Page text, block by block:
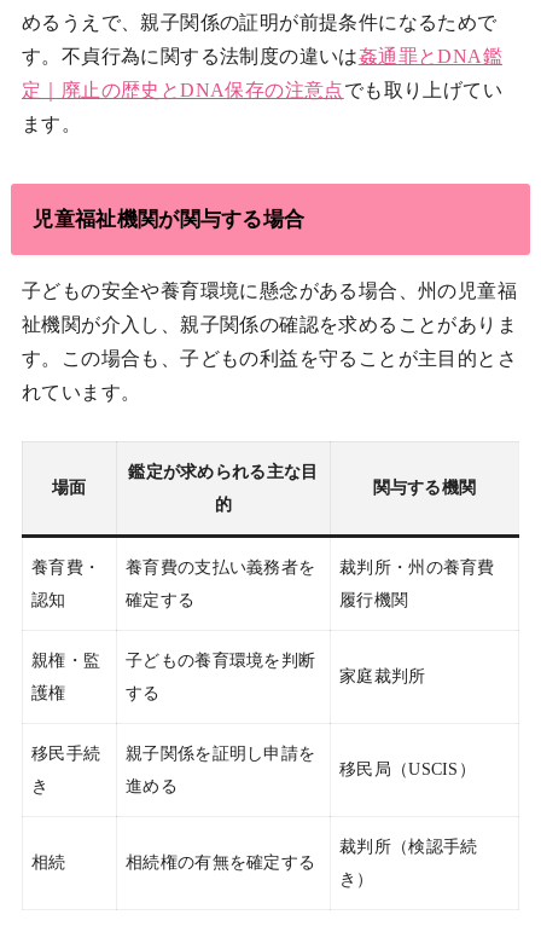
めるうえで、親子関係の証明が前提条件になるためで
す。不貞行為に関する法制度の違いは姦通罪とDNA鑑
定｜廃止の歴史とDNA保存の注意点でも取り上げてい
ます。
児童福祉機関が関与する場合
子どもの安全や養育環境に懸念がある場合、州の児童福
祉機関が介入し、親子関係の確認を求めることがありま
す。この場合も、子どもの利益を守ることが主目的とさ
れています。
場面
鑑定が求められる主な目
的
関与する機関
養育費・
認知
養育費の支払い義務者を
確定する
裁判所・州の養育費
履行機関
親権・監
護権
子どもの養育環境を判断
する
家庭裁判所
移民手続
き
親子関係を証明し申請を
進める
移民局（USCIS）
相続 相続権の有無を確定する
裁判所（検認手続
き）